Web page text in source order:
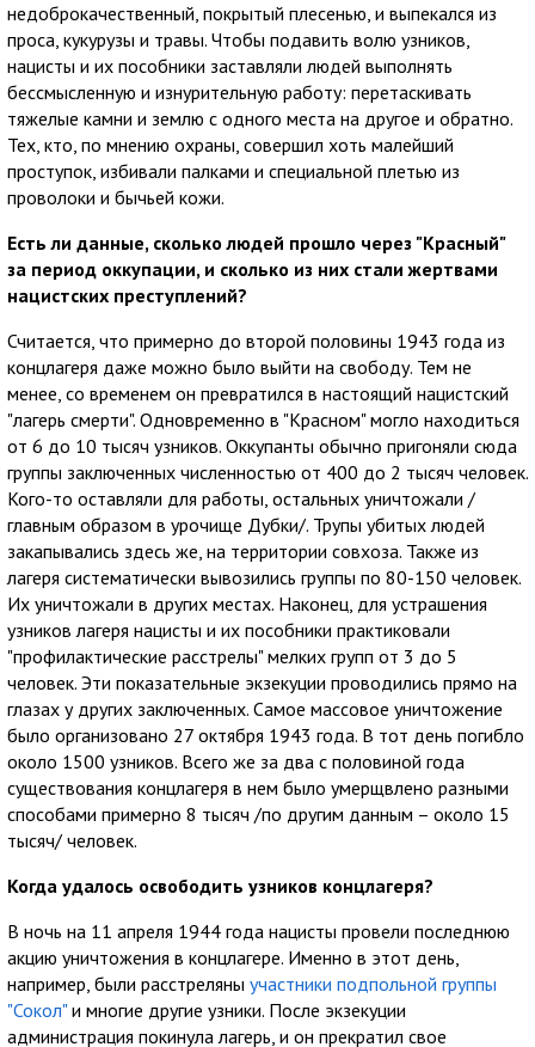
недоброкачественный, покрытый плесенью, и выпекался из
проса, кукурузы и травы. Чтобы подавить волю узников,
нацисты и их пособники заставляли людей выполнять
бессмысленную и изнурительную работу: перетаскивать
тяжелые камни и землю с одного места на другое и обратно.
Тех, кто, по мнению охраны, совершил хоть малейший
проступок, избивали палками и специальной плетью из
проволоки и бычьей кожи.
Есть ли данные, сколько людей прошло через "Красный"
за период оккупации, и сколько из них стали жертвами
нацистских преступлений?
Считается, что примерно до второй половины 1943 года из
концлагеря даже можно было выйти на свободу. Тем не
менее, со временем он превратился в настоящий нацистский
"лагерь смерти". Одновременно в "Красном" могло находиться
от 6 до 10 тысяч узников. Оккупанты обычно пригоняли сюда
группы заключенных численностью от 400 до 2 тысяч человек.
Кого-то оставляли для работы, остальных уничтожали /
главным образом в урочище Дубки/. Трупы убитых людей
закапывались здесь же, на территории совхоза. Также из
лагеря систематически вывозились группы по 80-150 человек.
Их уничтожали в других местах. Наконец, для устрашения
узников лагеря нацисты и их пособники практиковали
"профилактические расстрелы" мелких групп от 3 до 5
человек. Эти показательные экзекуции проводились прямо на
глазах у других заключенных. Самое массовое уничтожение
было организовано 27 октября 1943 года. В тот день погибло
около 1500 узников. Всего же за два с половиной года
существования концлагеря в нем было умерщвлено разными
способами примерно 8 тысяч /по другим данным – около 15
тысяч/ человек.
Когда удалось освободить узников концлагеря?
В ночь на 11 апреля 1944 года нацисты провели последнюю
акцию уничтожения в концлагере. Именно в этот день,
например, были расстреляны участники подпольной группы
"Сокол"и многие другие узники. После экзекуции
администрация покинула лагерь, и он прекратил свое